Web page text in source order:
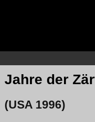
Jahre der
(USA 1996)